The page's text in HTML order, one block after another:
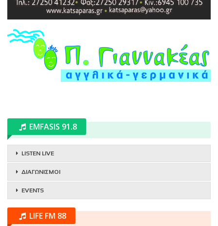
EMFASIS 91.8
LISTEN LIVE
ΔΙΑΓΩΝΙΣΜΟΙ
EVENTS
LIFE FM 88